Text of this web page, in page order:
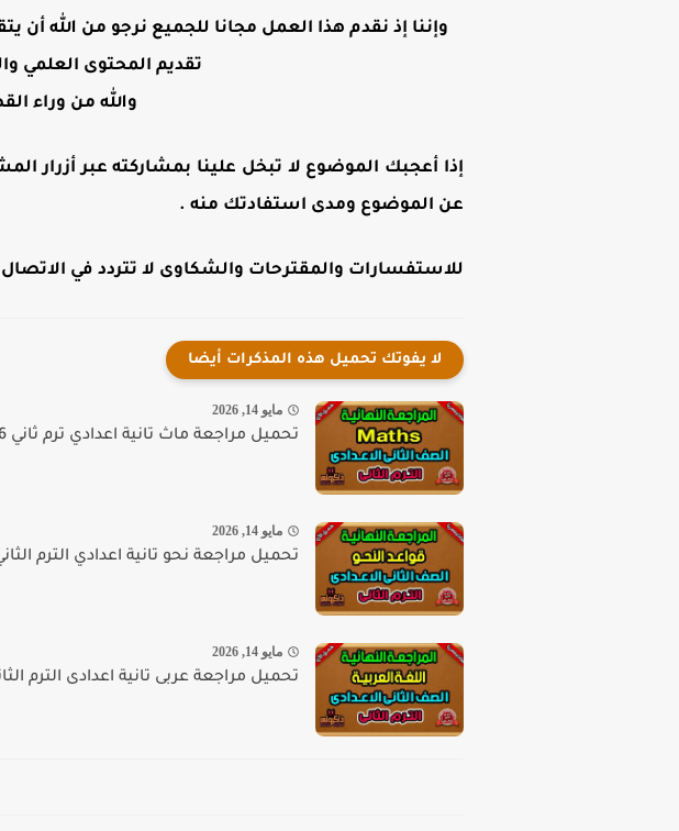
وإننا إذ نقدم هذا العمل مجانا للجميع نرجو من الله
تقديم المحتوى العلمي
والله من وراء
إذا أعجبك الموضوع لا تبخل علينا بمشاركته عبر أزرار
عن الموضوع ومدى استفادتك منه .
للاستفسارات والمقترحات والشكاوى لا تتردد في الاتصال
لا يفوتك تحميل هذه المذكرات أيضا
مايو 14, 2026
تحميل مراجعة ماث تانية اعدادي ترم ثاني 2026
مايو 14, 2026
تحميل مراجعة نحو تانية اعدادي الترم الثاني
مايو 14, 2026
تحميل مراجعة عربى تانية اعدادى الترم الثانى